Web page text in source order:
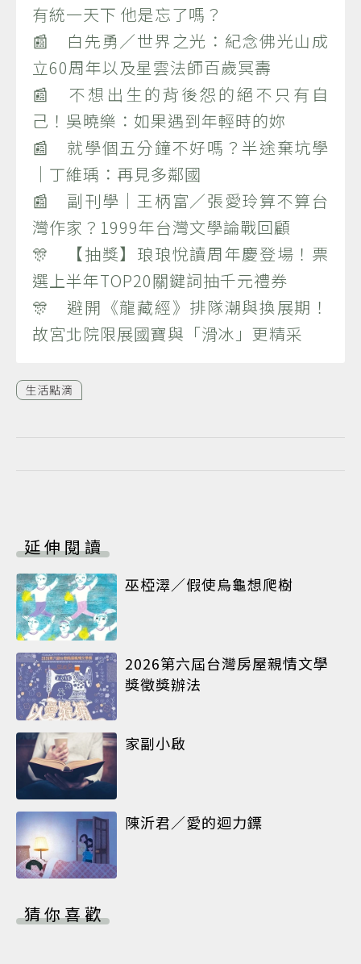
有統一天下 他是忘了嗎？
📰 白先勇／世界之光：紀念佛光山成
立60周年以及星雲法師百歲冥壽
📰 不想出生的背後怨的絕不只有自
己！吳曉樂：如果遇到年輕時的妳
📰 就學個五分鐘不好嗎？半途棄坑學
｜丁維瑀：再見多鄰國
📰 副刊學｜王柄富／張愛玲算不算台
灣作家？1999年台灣文學論戰回顧
🎊 【抽獎】琅琅悅讀周年慶登場！票
選上半年TOP20關鍵詞抽千元禮券
🎊 避開《龍藏經》排隊潮與換展期！
故宮北院限展國寶與「滑冰」更精采
生活點滴
延伸閱讀
巫椏濢／假使烏龜想爬樹
2026第六屆台灣房屋親情文學
獎徵獎辦法
家副小啟
陳沂君／愛的迴力鏢
猜你喜歡